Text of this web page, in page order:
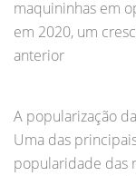
maquininhas em
em 2020, um
anterior
A popularização
Uma das
popularidade das